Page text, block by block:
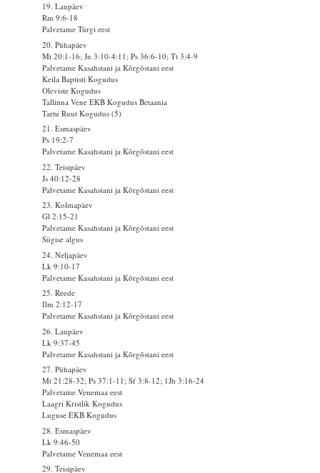
19. Laupäev
Rm 9:6-18
Palvetame Türgi eest
20. Pühapäev
Mt 20:1-16; Jn 3:10-4:11; Ps 36:6-10; Tt 3:4-9
Palvetame Kasahstani ja Kõrgõstani eest
Keila Baptisti Kogudus
Oleviste Kogudus
Tallinna Vene EKB Kogudus Betaania
Tartu Ruut Kogudus (5)
21. Esmaspäev
Ps 19:2-7
Palvetame Kasahstani ja Kõrgõstani eest
22. Teisipäev
Js 40:12-28
Palvetame Kasahstani ja Kõrgõstani eest
23. Kolmapäev
Gl 2:15-21
Palvetame Kasahstani ja Kõrgõstani eest
Sügise algus
24. Neljapäev
Lk 9:10-17
Palvetame Kasahstani ja Kõrgõstani eest
25. Reede
Ilm 2:12-17
Palvetame Kasahstani ja Kõrgõstani eest
26. Laupäev
Lk 9:37-45
Palvetame Kasahstani ja Kõrgõstani eest
27. Pühapäev
Mt 21:28-32; Ps 37:1-11; Sf 3:8-12; 1Jh 3:16-24
Palvetame Venemaa eest
Laagri Kristlik Kogudus
Luguse EKB Kogudus
28. Esmaspäev
Lk 9:46-50
Palvetame Venemaa eest
29. Teisipäev